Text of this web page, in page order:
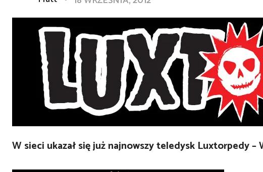
W sieci ukazał się już najnowszy teledysk Luxtorpedy –